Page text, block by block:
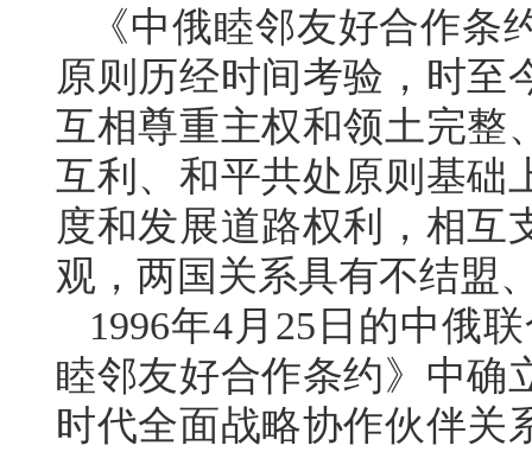
《中俄睦邻友好合作
原则历经时间考验，时至
互相尊重主权和领土完整
互利、和平共处原则基础
度和发展道路权利，相互
观，两国关系具有不结盟
1996年4月25日的中俄
睦邻友好合作条约》中确
时代全面战略协作伙伴关